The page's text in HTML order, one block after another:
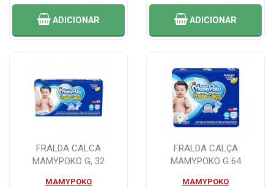
ADICIONAR ADICIONAR
FRALDA CALCA
MAMYPOKO G, 32
MAMYPOKO
FRALDA CALÇA
MAMYPOKO G 64
MAMYPOKO